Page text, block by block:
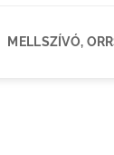
MELLSZÍVÓ,